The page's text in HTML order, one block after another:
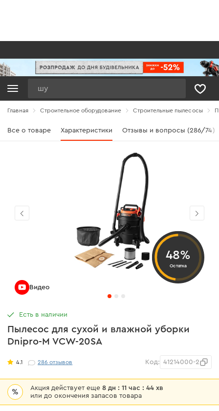
Главная Строительное оборудование Строительные пылесосы
Все о товаре Характеристики Отзывы и вопросы (286/74)
Пылесос для сухой и влажной уборки
Dnipro-M VCW-20SA
4.1 286отзывов Код: 41214000-2
% Акция действует еще8 дн : 11 час : 44 хв
или до окончения запасов товара
Есть в наличии
Видео
48%
Остатка